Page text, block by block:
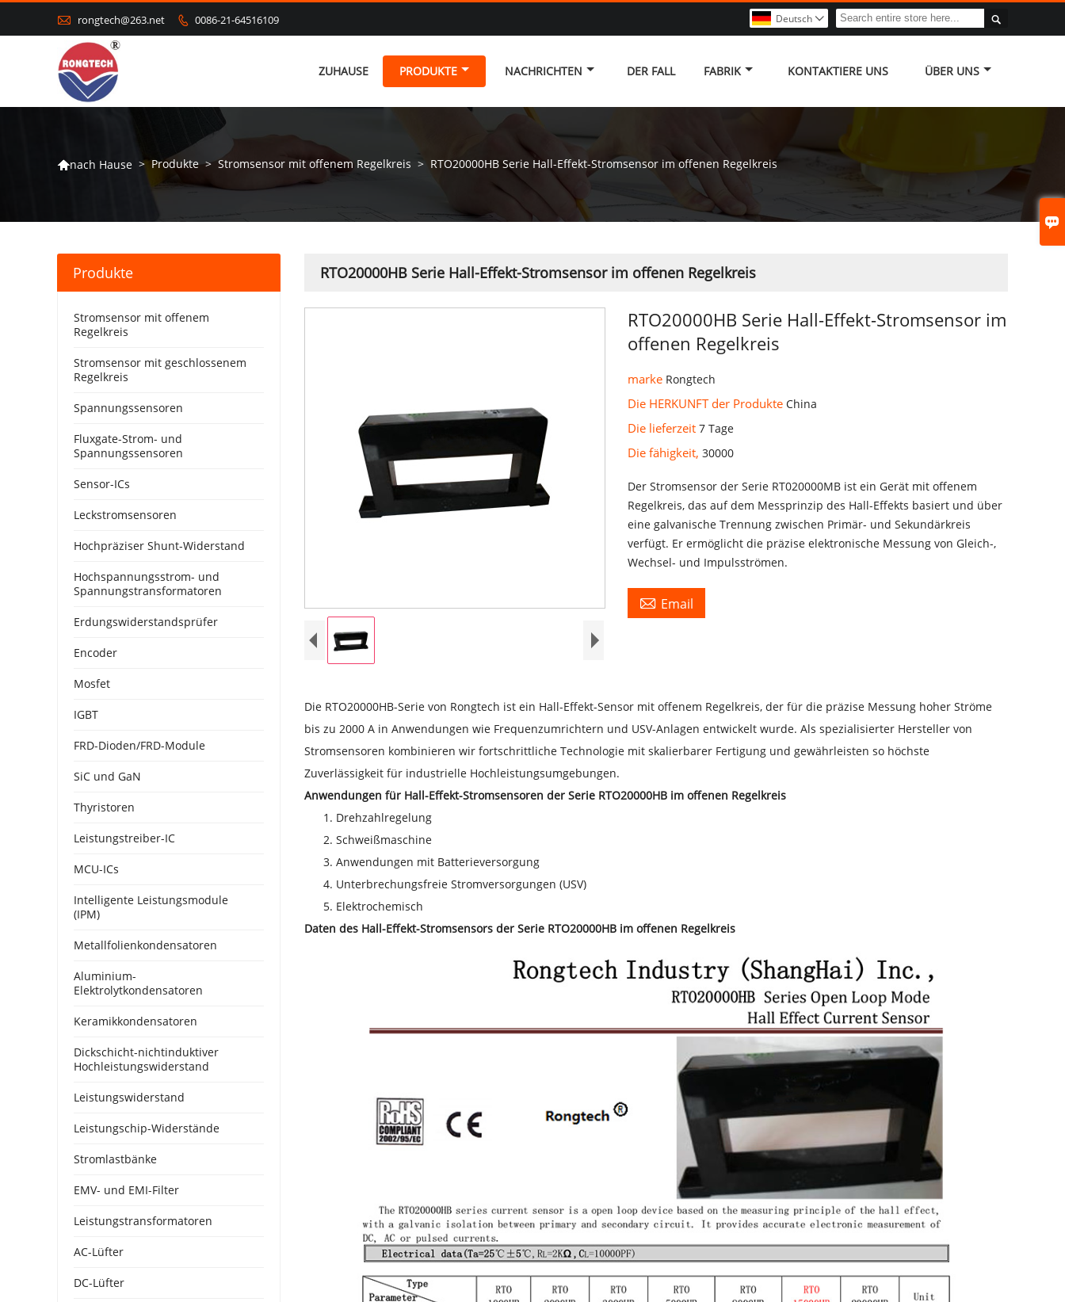

 rongtech@263.net  0086-21-64516109 
Deutsch 
ZUHAUSE PRODUKTE NACHRICHTEN DER FALL FABRIK KONTAKTIERE UNS ÜBER UNS
nach Hause > Produkte > Stromsensor mit offenem Regelkreis > RTO20000HB Serie Hall-Effekt-Stromsensor im offenen Regelkreis
RTO20000HB Serie Hall-Effekt-Stromsensor im offenen Regelkreis
RTO20000HB Serie Hall-Effekt-Stromsensor im
offenen Regelkreis
marke Rongtech
Die HERKUNFT der ProdukteChina
Die lieferzeit7 Tage
Die fähigkeit,30000
Der Stromsensor der Serie RT020000MB ist ein Gerät mit offenem
Regelkreis, das auf dem Messprinzip des Hall-Effekts basiert und über
eine galvanische Trennung zwischen Primär- und Sekundärkreis
verfügt. Er ermöglicht die präzise elektronische Messung von Gleich-,
Wechsel- und Impulsströmen.
 Email
Die RTO20000HB-Serie von Rongtech ist ein Hall-Effekt-Sensor mit offenem Regelkreis, der für die präzise Messung hoher Ströme
bis zu 2000 A in Anwendungen wie Frequenzumrichtern und USV-Anlagen entwickelt wurde. Als spezialisierter Hersteller von
Stromsensoren kombinieren wir fortschrittliche Technologie mit skalierbarer Fertigung und gewährleisten so höchste
Zuverlässigkeit für industrielle Hochleistungsumgebungen.
Anwendungen für Hall-Effekt-Stromsensoren der Serie RTO20000HB im offenen Regelkreis
Drehzahlregelung
Schweißmaschine
Anwendungen mit Batterieversorgung
Unterbrechungsfreie Stromversorgungen (USV)
Elektrochemisch
Daten des Hall-Effekt-Stromsensors der Serie RTO20000HB im offenen Regelkreis
Produkte
Stromsensor mit offenem
Regelkreis
Stromsensor mit geschlossenem
Regelkreis
Spannungssensoren
Fluxgate-Strom- und
Spannungssensoren
Sensor-ICs
Leckstromsensoren
Hochpräziser Shunt-Widerstand
Hochspannungsstrom- und
Spannungstransformatoren
Erdungswiderstandsprüfer
Encoder
Mosfet
IGBT
FRD-Dioden/FRD-Module
SiC und GaN
Thyristoren
Leistungstreiber-IC
MCU-ICs
Intelligente Leistungsmodule
(IPM)
Metallfolienkondensatoren
Aluminium-
Elektrolytkondensatoren
Keramikkondensatoren
Dickschicht-nichtinduktiver
Hochleistungswiderstand
Leistungswiderstand
Leistungschip-Widerstände
Stromlastbänke
EMV- und EMI-Filter
Leistungstransformatoren
AC-Lüfter
DC-Lüfter